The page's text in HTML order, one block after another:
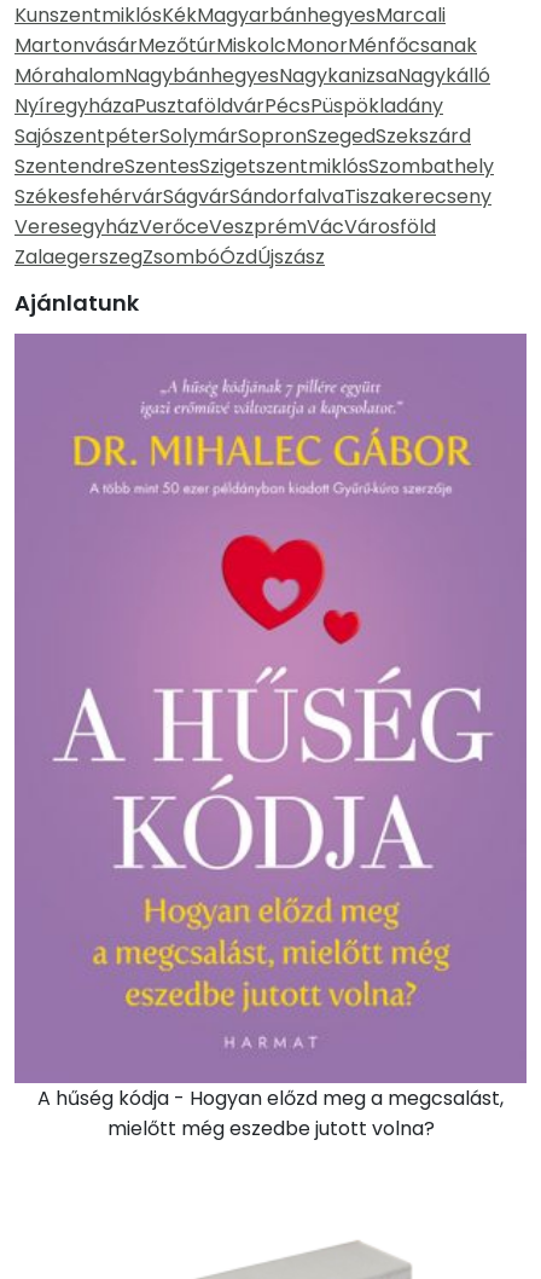
KunszentmiklósKékMagyarbánhegyesMarcali
MartonvásárMezőtúrMiskolcMonorMénfőcsanak
MórahalomNagybánhegyesNagykanizsaNagykálló
NyíregyházaPusztaföldvárPécsPüspökladány
SajószentpéterSolymárSopronSzegedSzekszárd
SzentendreSzentesSzigetszentmiklósSzombathely
SzékesfehérvárSágvárSándorfalvaTiszakerecseny
VeresegyházVerőceVeszprémVácVárosföld
ZalaegerszegZsombóÓzdÚjszász
Ajánlatunk
A hűség kódja - Hogyan előzd meg a megcsalást,
mielőtt még eszedbe jutott volna?